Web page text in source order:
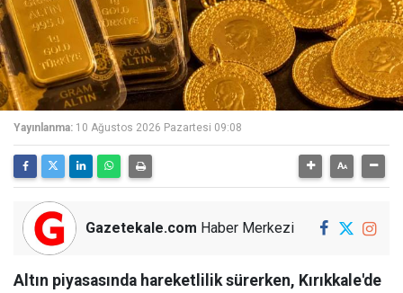
Yayınlanma: 10 Ağustos 2026 Pazartesi 09:08
Gazetekale.com Haber Merkezi
Altın piyasasında hareketlilik sürerken, Kırıkkale'de